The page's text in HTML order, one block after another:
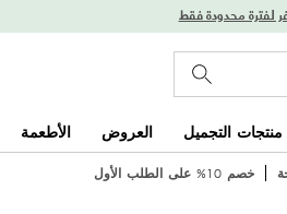
منتجات التجميل العروض الأطعمة
خصم 10% على الطلب الأول